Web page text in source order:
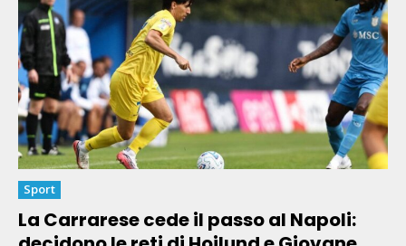
Sport
La Carrarese cede il passo al Napoli: